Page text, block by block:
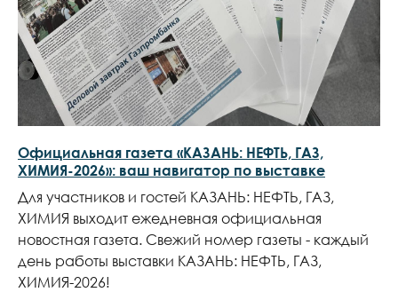
Официальная газета «КАЗАНЬ: НЕФТЬ, ГАЗ,
ХИМИЯ-2026»: ваш навигатор по выставке
Для участников и гостей КАЗАНЬ: НЕФТЬ, ГАЗ,
ХИМИЯ выходит ежедневная официальная
новостная газета. Свежий номер газеты - каждый
день работы выставки КАЗАНЬ: НЕФТЬ, ГАЗ,
ХИМИЯ-2026!